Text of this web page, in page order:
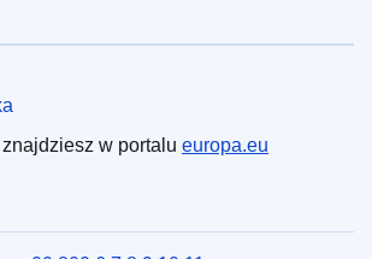
w portalu europa.eu